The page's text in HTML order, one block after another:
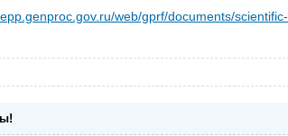
web/gprf/documents/scientific-